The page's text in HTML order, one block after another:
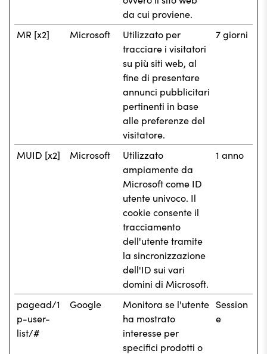
da cui proviene.
MR [x2]
Microsoft
Utilizzato per
tracciare i visitatori
su più siti web, al
fine di presentare
annunci pubblicitari
pertinenti in base
alle preferenze del
visitatore.
7 giorni
MUID [x2] Microsoft
Utilizzato
ampiamente da
Microsoft come ID
utente univoco. Il
cookie consente il
tracciamento
dell'utente tramite
la sincronizzazione
dell'ID sui vari
domini di Microsoft.
1 anno
pagead/1
p-user-
list/#
Google
Monitora se l'utente
ha mostrato
interesse per
specifici prodotti o
Session
e